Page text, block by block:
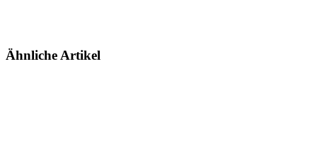
Ähnliche Artikel